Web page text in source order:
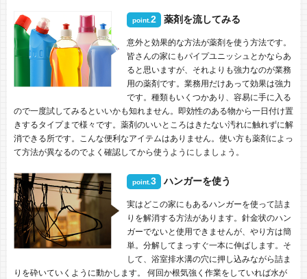
point.2 薬剤を流してみる
意外と効果的な方法が薬剤を使う方法です。
皆さんの家にもパイプユニッシュとかならあ
ると思いますが、それよりも強力なのが業務
用の薬剤です。業務用だけあって効果は強力
です。種類もいくつかあり、容易に手に入る
ので一度試してみるといいかも知れません。即効性のある物から一日付け置
きするタイプまで様々です。薬剤のいいところはきたない汚れに触れずに解
消できる所です。こんな便利なアイテムはありません。使い方も薬剤によっ
て方法が異なるのでよく確認してから使うようにしましょう。
point.3 ハンガーを使う
実はどこの家にもあるハンガーを使って詰ま
りを解消する方法があります。針金状のハン
ガーでないと使用できませんが、やり方は簡
単。分解してまっすぐ一本に伸ばします。そ
して、浴室排水溝の穴に押し込みながら詰ま
りを砕いていくように動かします。 何回か根気強く作業をしていれば水が